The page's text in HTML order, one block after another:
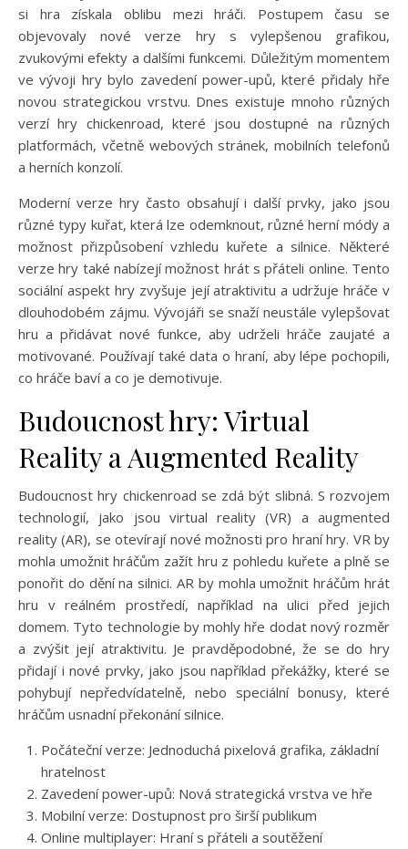
si hra získala oblibu mezi hráči. Postupem času se
objevovaly nové verze hry s vylepšenou grafikou,
zvukovými efekty a dalšími funkcemi. Důležitým momentem
ve vývoji hry bylo zavedení power-upů, které přidaly hře
novou strategickou vrstvu. Dnes existuje mnoho různých
verzí hry chickenroad, které jsou dostupné na různých
platformách, včetně webových stránek, mobilních telefonů
a herních konzolí.
Moderní verze hry často obsahují i další prvky, jako jsou
různé typy kuřat, která lze odemknout, různé herní módy a
možnost přizpůsobení vzhledu kuřete a silnice. Některé
verze hry také nabízejí možnost hrát s přáteli online. Tento
sociální aspekt hry zvyšuje její atraktivitu a udržuje hráče v
dlouhodobém zájmu. Vývojáři se snaží neustále vylepšovat
hru a přidávat nové funkce, aby udrželi hráče zaujaté a
motivované. Používají také data o hraní, aby lépe pochopili,
co hráče baví a co je demotivuje.
Budoucnost hry: Virtual
Reality a Augmented Reality
Budoucnost hry chickenroad se zdá být slibná. S rozvojem
technologií, jako jsou virtual reality (VR) a augmented
reality (AR), se otevírají nové možnosti pro hraní hry. VR by
mohla umožnit hráčům zažít hru z pohledu kuřete a plně se
ponořit do dění na silnici. AR by mohla umožnit hráčům hrát
hru v reálném prostředí, například na ulici před jejich
domem. Tyto technologie by mohly hře dodat nový rozměr
a zvýšit její atraktivitu. Je pravděpodobné, že se do hry
přidají i nové prvky, jako jsou například překážky, které se
pohybují nepředvídatelně, nebo speciální bonusy, které
hráčům usnadní překonání silnice.
Počáteční verze: Jednoduchá pixelová grafika, základní
hratelnost
Zavedení power-upů: Nová strategická vrstva ve hře
Mobilní verze: Dostupnost pro širší publikum
Online multiplayer: Hraní s přáteli a soutěžení